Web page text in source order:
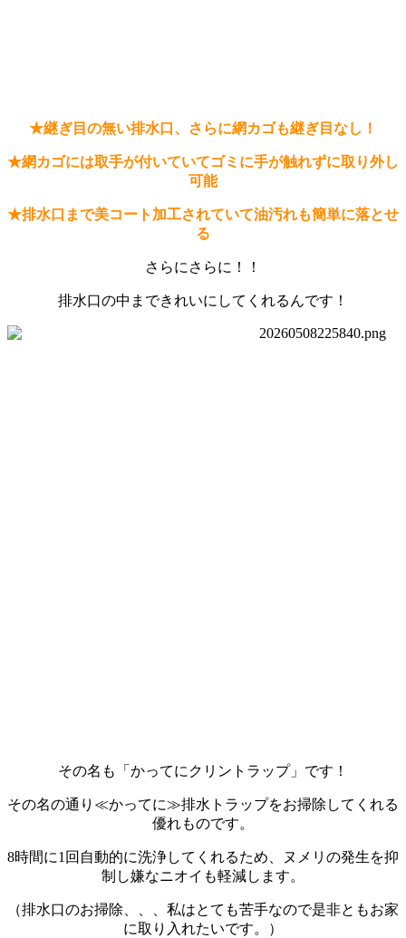
★継ぎ目の無い排水口、さらに網カゴも継ぎ目なし！
★網カゴには取手が付いていてゴミに手が触れずに取り外し
可能
★排水口まで美コート加工されていて油汚れも簡単に落とせ
る
さらにさらに！！
排水口の中まできれいにしてくれるんです！
その名も「かってにクリントラップ」です！
その名の通り≪かってに≫排水トラップをお掃除してくれる
優れものです。
8時間に1回自動的に洗浄してくれるため、ヌメリの発生を抑
制し嫌なニオイも軽減します。
（排水口のお掃除、、、私はとても苦手なので是非ともお家
に取り入れたいです。）